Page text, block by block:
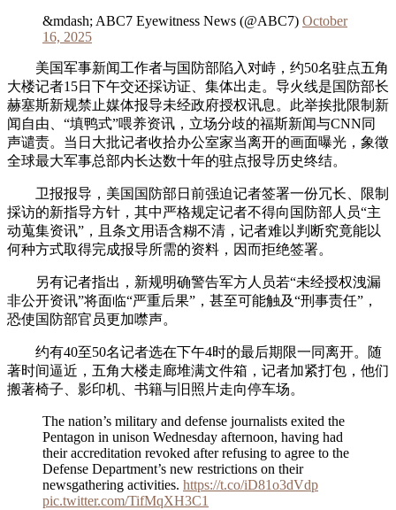
&mdash; ABC7 Eyewitness News (@ABC7) October
16, 2025
美国军事新闻工作者与国防部陷入对峙，约50名驻点五角
大楼记者15日下午交还採访证、集体出走。导火线是国防部长
赫塞斯新规禁止媒体报导未经政府授权讯息。此举挨批限制新
闻自由、“填鸭式”喂养资讯，立场分歧的福斯新闻与CNN同
声谴责。当日大批记者收拾办公室家当离开的画面曝光，象徵
全球最大军事总部内长达数十年的驻点报导历史终结。
卫报报导，美国国防部日前强迫记者签署一份冗长、限制
採访的新指导方针，其中严格规定记者不得向国防部人员“主
动蒐集资讯”，且条文用语含糊不清，记者难以判断究竟能以
何种方式取得完成报导所需的资料，因而拒绝签署。
另有记者指出，新规明确警告军方人员若“未经授权洩漏
非公开资讯”将面临“严重后果”，甚至可能触及“刑事责任”，
恐使国防部官员更加噤声。
约有40至50名记者选在下午4时的最后期限一同离开。随
著时间逼近，五角大楼走廊堆满文件箱，记者加紧打包，他们
搬著椅子、影印机、书籍与旧照片走向停车场。
The nation’s military and defense journalists exited the
Pentagon in unison Wednesday afternoon, having had
their accreditation revoked after refusing to agree to the
Defense Department’s new restrictions on their
newsgathering activities. https://t.co/iD81o3dVdp
pic.twitter.com/TifMqXH3C1